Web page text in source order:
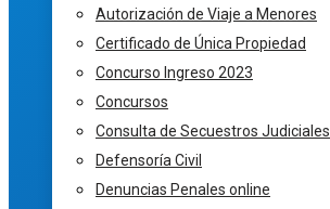
Autorización de Viaje a Menores
Certificado de Única Propiedad
Concurso Ingreso 2023
Concursos
Consulta de Secuestros Judiciales
Defensoría Civil
Denuncias Penales online